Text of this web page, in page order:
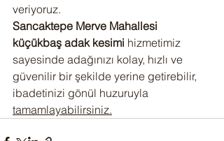
veriyoruz.
Sancaktepe Merve Mahallesi
küçükbaş adak kesimi hizmetimiz
sayesinde adağınızı kolay, hızlı ve
güvenilir bir şekilde yerine getirebilir,
ibadetinizi gönül huzuruyla
tamamlayabilirsiniz.